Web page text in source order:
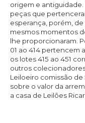
origem e
peças que
esperança, porém,
mesmos momentos
lhe proporcionaram.
01 ao 414 pertencem
os lotes 415 ao 451
outros
Leiloeiro comissão de
sobre o valor da
a casa de Leilões